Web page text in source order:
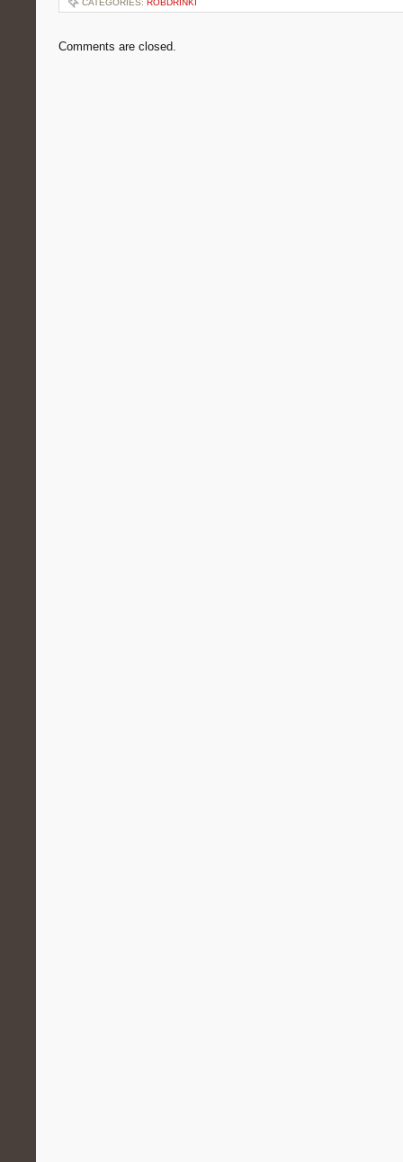
CATEGORIES: ROBDRINKI
Comments are closed.